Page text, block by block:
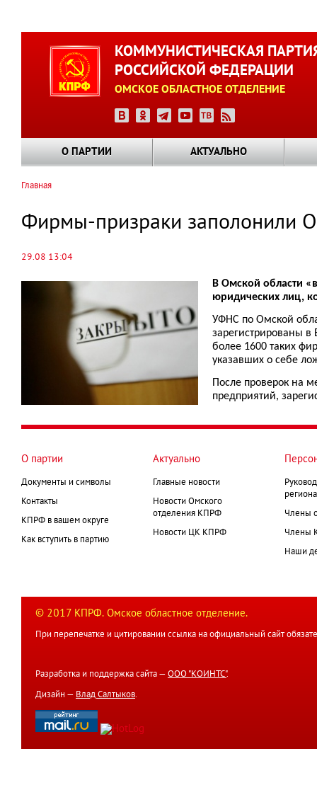
КОММУНИСТИЧЕСКАЯ
РОССИЙСКОЙ ФЕДЕРАЦИИ
ОМСКОЕ ОБЛАСТНОЕ ОТДЕЛЕНИЕ
О ПАРТИИ АКТУАЛЬНО
навигации
Главная
Фирмы-призраки заполонили
29.08 13:04
В Омской области
юридических лиц,
УФНС по Омской
зарегистрированы
более 1600 таких
указавших о себе
После проверок на
предприятий,
О партии
Документы и символы
Контакты
КПРФ в вашем округе
Как вступить в партию
Актуально
Главные новости
Новости Омского
отделения КПРФ
Новости ЦК КПРФ
Члены
Члены
Наши
© 2017 КПРФ. Омское областное отделение.
При перепечатке и цитировании ссылка на официальный сайт
Разработка и поддержка сайта — ООО "КОИНТС".
Дизайн — Влад Салтыков.